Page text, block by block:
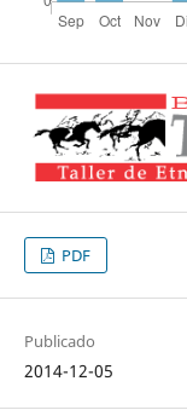
PDF
Publicado
2014-12-05